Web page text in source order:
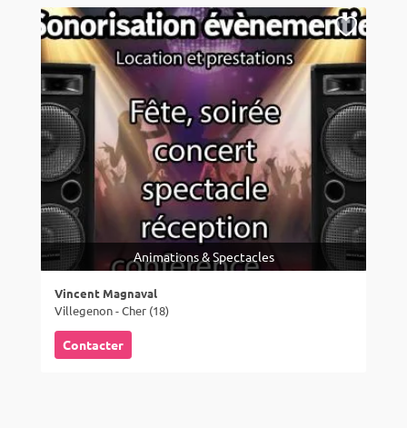
Animations & Spectacles
Vincent Magnaval
Villegenon - Cher (18)
Contacter